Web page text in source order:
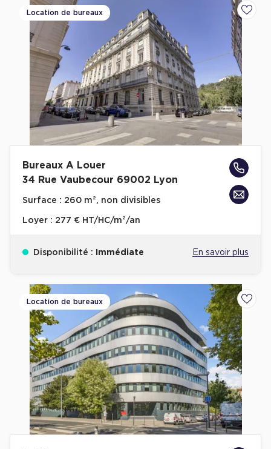
Location de bureaux
Bureaux A Louer
34 Rue Vaubecour 69002 Lyon
Surface : 260 m², non divisibles
Loyer : 277 € HT/HC/m²/an
Disponibilité : Immédiate En savoir plus
Location de bureaux